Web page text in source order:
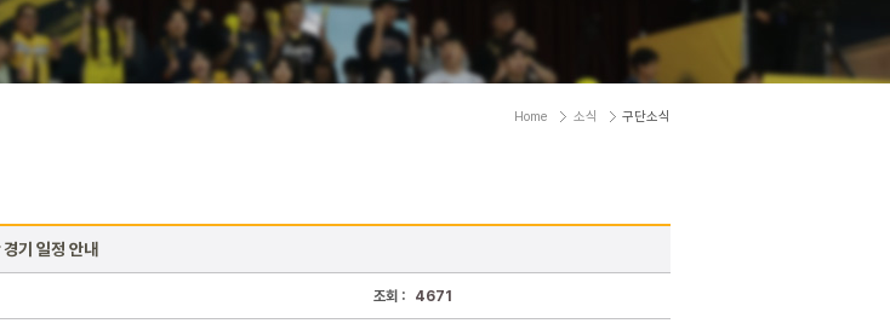
Home 소식 구단소식
기 일정 안내
조회 : 4671